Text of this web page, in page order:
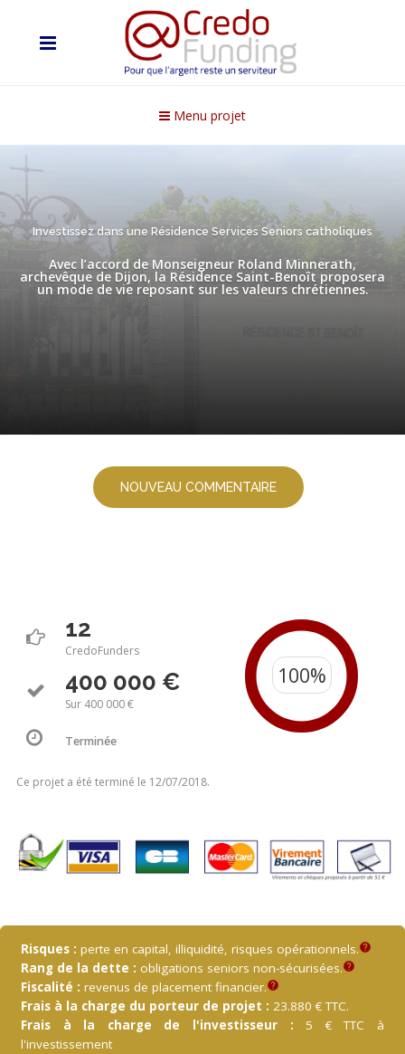
Menu projet
Investissez dans une Résidence Services Seniors catholiques
Avec l’accord de Monseigneur Roland Minnerath,
archevêque de Dijon, la Résidence Saint-Benoît proposera
un mode de vie reposant sur les valeurs chrétiennes.
NOUVEAU COMMENTAIRE
12
CredoFunders
400 000 €
Sur 400 000 €
Terminée
Ce projet a été terminé le 12/07/2018.
Risques : perte en capital, illiquidité, risques opérationnels.help
Rang de la dette : obligations seniors non-sécurisées.help
Fiscalité : revenus de placement financier.help
Frais à la charge du porteur de projet : 23.880 € TTC.
Frais à la charge de l'investisseur : 5 € TTC à
l'investissement